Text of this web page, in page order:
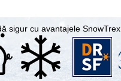
sigur cu avantajele SnowTrex